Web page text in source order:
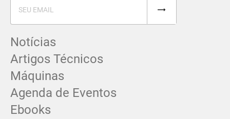
Notícias
Artigos Técnicos
Máquinas
Agenda de Eventos
Ebooks